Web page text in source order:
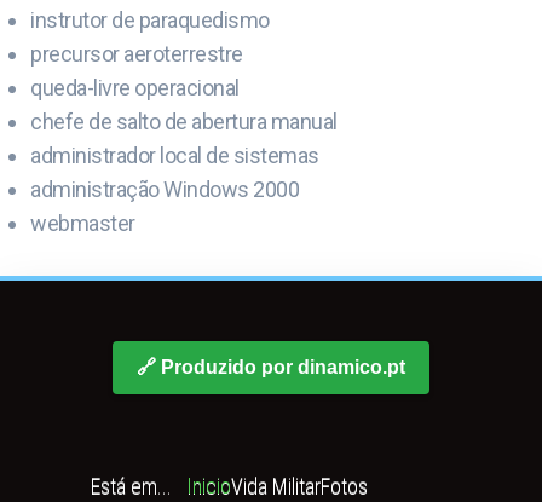
instrutor de paraquedismo
precursor aeroterrestre
queda-livre operacional
chefe de salto de abertura manual
administrador local de sistemas
administração Windows 2000
webmaster
🔗 Produzido por dinamico.pt
Está em... InicioVida MilitarFotos